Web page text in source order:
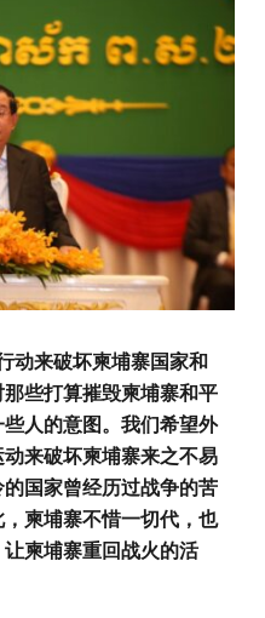
动来破坏柬埔寨国家和
些打算摧毁柬埔寨和平
人的意图。我们希望外
来破坏柬埔寨来之不易
国家曾经历过战争的苦
柬埔寨不惜一切代，也
柬埔寨重回战火的活